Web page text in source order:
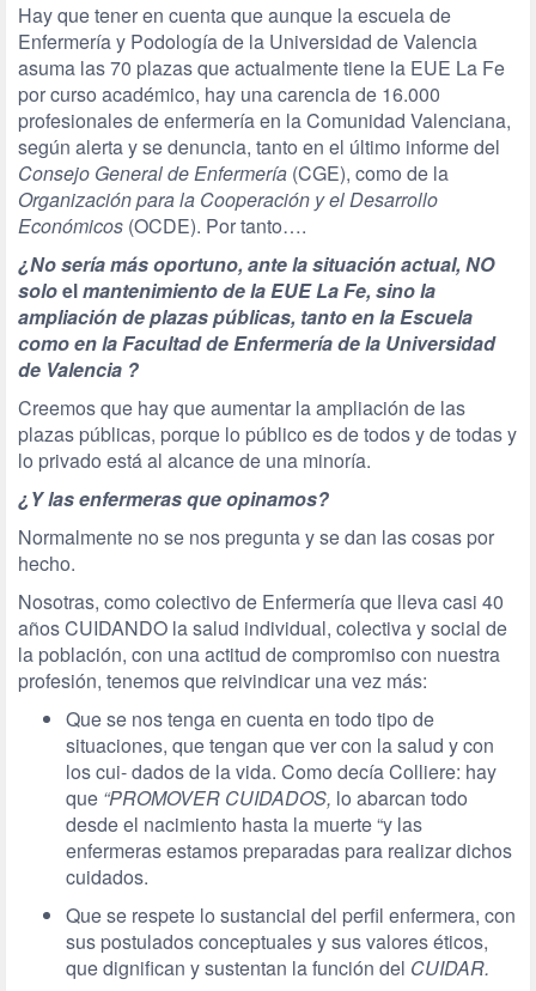
Hay que tener en cuenta que aunque la escuela de
Enfermería y Podología de la Universidad de Valencia
asuma las 70 plazas que actualmente tiene la EUE La Fe
por curso académico, hay una carencia de 16.000
profesionales de enfermería en la Comunidad Valenciana,
según alerta y se denuncia, tanto en el último informe del
Consejo General de Enfermería (CGE), como de la
Organización para la Cooperación y el Desarrollo
Económicos (OCDE). Por tanto….
¿No sería más oportuno, ante la situación actual, NO
soloelmantenimiento de la EUE La Fe, sino la
ampliación de plazas públicas, tanto en la Escuela
como en la Facultad de Enfermería de la Universidad
de Valencia ?
Creemos que hay que aumentar la ampliación de las
plazas públicas, porque lo público es de todos y de todas y
lo privado está al alcance de una minoría.
¿Y las enfermeras que opinamos?
Normalmente no se nos pregunta y se dan las cosas por
hecho.
Nosotras, como colectivo de Enfermería que lleva casi 40
años CUIDANDO la salud individual, colectiva y social de
la población, con una actitud de compromiso con nuestra
profesión, tenemos que reivindicar una vez más:
Que se nos tenga en cuenta en todo tipo de
situaciones, que tengan que ver con la salud y con
los cui- dados de la vida. Como decía Colliere: hay
que “PROMOVER CUIDADOS, lo abarcan todo
desde el nacimiento hasta la muerte “y las
enfermeras estamos preparadas para realizar dichos
cuidados.
Que se respete lo sustancial del perfil enfermera, con
sus postulados conceptuales y sus valores éticos,
que dignifican y sustentan la función del CUIDAR.